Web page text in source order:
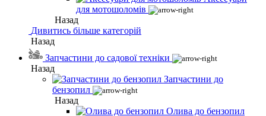
для мотошоломів
Назад
Дивитись більше категорій
Назад
Запчастини до садової техніки
Назад
Запчастини до
бензопил
Назад
Олива до бензопил